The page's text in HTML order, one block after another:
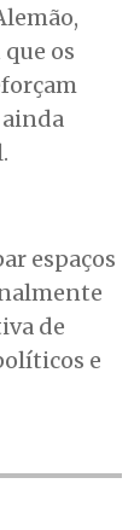
os
espaços
de
e